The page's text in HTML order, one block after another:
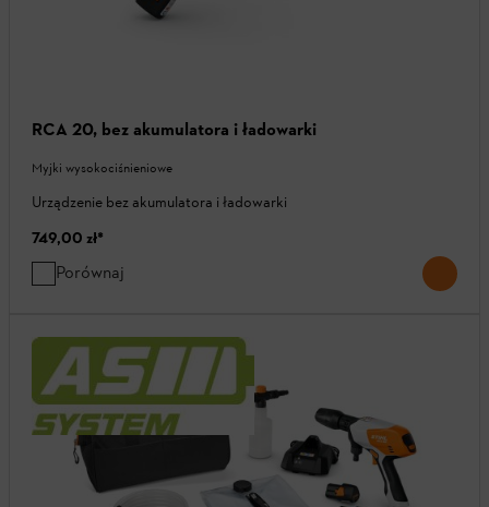
RCA 20, bez akumulatora i ładowarki
Myjki wysokociśnieniowe
Urządzenie bez akumulatora i ładowarki
749,00 zł*
Porównaj